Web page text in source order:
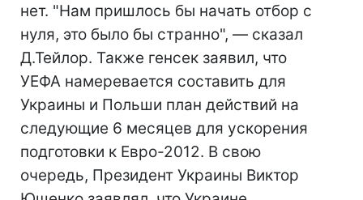
нет. "Нам пришлось бы начать отбор с
нуля, это было бы странно", — сказал
Д.Тейлор. Также генсек заявил, что
УЕФА намеревается составить для
Украины и Польши план действий на
следующие 6 месяцев для ускорения
подготовки к Евро-2012. В свою
очередь, Президент Украины Виктор